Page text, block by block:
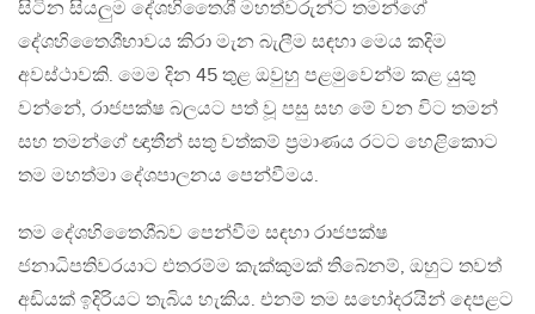
සිටින සියලුම දේශහිතෛශී මහත්වරුන්ට තමන්ගේ
දේශහිතෛශීභාවය කිරා මැන බැලීම සඳහා මෙය කදිම
අවස්ථාවකි. මෙම දින 45 තුළ ඔවුහු පළමුවෙන්ම කළ යුතු
වන්නේ, රාජපක්ෂ බලයට පත් වූ පසු සහ මේ වන විට තමන්
සහ තමන්ගේ ඥාතීන් සතු වත්කම් ප්‍රමාණය රටට හෙළිකොට
තම මහත්මා දේශපාලනය පෙන්වීමය.
තම දේශහිතෛශීබව පෙන්වීම සඳහා රාජපක්ෂ
ජනාධිපතිවරයාට එතරම්ම කැක්කුමක් තිබේනම්, ඔහුට තවත්
අඩියක් ඉදිරියට තැබිය හැකිය. එනම් තම සහෝදරයින් දෙපළට